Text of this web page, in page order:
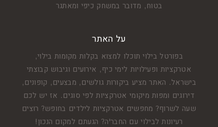
בטוח, מדובר במשחק כיפי ומאתגר
על האתר
בפורטל בילוי תוכלו למצוא בקלות מקומות בילוי,
אטרקציות ופעילויות לימי כיף, אירועים וגיבוש קבוצתי
בישראל. האתר מציע ביקורות גולשים, מבצעים, קופונים,
דירוגים ומפות מיקומי אטרקציות לפי סוגים. אז יש לכם
שעה לשרוף? מחפשים אטרקציות לילדים בחופש? רוצים
רעיונות לבילוי עם החבר'ה? הגעתם למקום הנכון!